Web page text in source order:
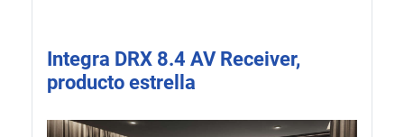
Integra DRX 8.4 AV Receiver,
producto estrella